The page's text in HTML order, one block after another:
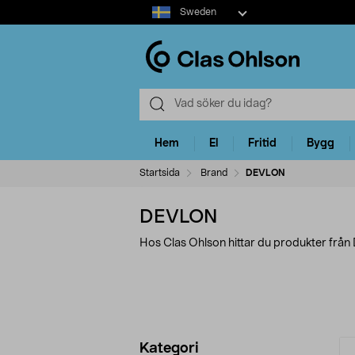
Select
market
Sweden
Hem El Fritid Bygg
Startsida Brand DEVLON
DEVLON
Hos Clas Ohlson hittar du produkter från
Förfina
Kategori